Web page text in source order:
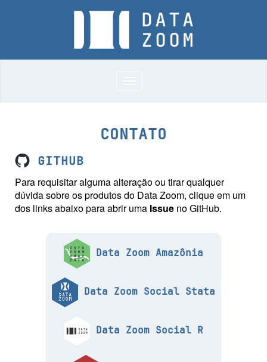
CONTATO
GITHUB
Para requisitar alguma alteração ou tirar qualquer
dúvida sobre os produtos do Data Zoom, clique em um
dos links abaixo para abrir uma Issue no GitHub.
Data Zoom Amazônia
Data Zoom Social Stata
Data Zoom Social R